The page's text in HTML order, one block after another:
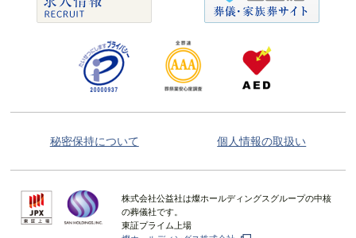
秘密保持について 個人情報の取扱い
株式会社公益社は燦ホールディングスグループの中核
の葬儀社です。
東証プライム上場